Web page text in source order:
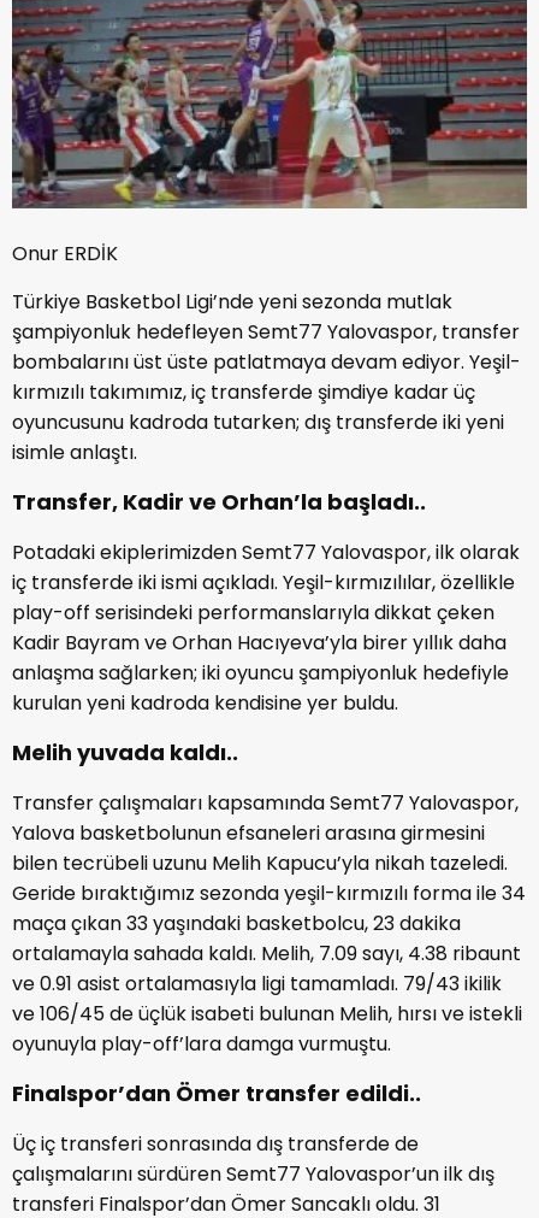
Onur ERDİK
Türkiye Basketbol Ligi’nde yeni sezonda mutlak
şampiyonluk hedefleyen Semt77 Yalovaspor, transfer
bombalarını üst üste patlatmaya devam ediyor. Yeşil-
kırmızılı takımımız, iç transferde şimdiye kadar üç
oyuncusunu kadroda tutarken; dış transferde iki yeni
isimle anlaştı.
Transfer, Kadir ve Orhan’la başladı..
Potadaki ekiplerimizden Semt77 Yalovaspor, ilk olarak
iç transferde iki ismi açıkladı. Yeşil-kırmızılılar, özellikle
play-off serisindeki performanslarıyla dikkat çeken
Kadir Bayram ve Orhan Hacıyeva’yla birer yıllık daha
anlaşma sağlarken; iki oyuncu şampiyonluk hedefiyle
kurulan yeni kadroda kendisine yer buldu.
Melih yuvada kaldı..
Transfer çalışmaları kapsamında Semt77 Yalovaspor,
Yalova basketbolunun efsaneleri arasına girmesini
bilen tecrübeli uzunu Melih Kapucu’yla nikah tazeledi.
Geride bıraktığımız sezonda yeşil-kırmızılı forma ile 34
maça çıkan 33 yaşındaki basketbolcu, 23 dakika
ortalamayla sahada kaldı. Melih, 7.09 sayı, 4.38 ribaunt
ve 0.91 asist ortalamasıyla ligi tamamladı. 79/43 ikilik
ve 106/45 de üçlük isabeti bulunan Melih, hırsı ve istekli
oyunuyla play-off’lara damga vurmuştu.
Finalspor’dan Ömer transfer edildi..
Üç iç transferi sonrasında dış transferde de
çalışmalarını sürdüren Semt77 Yalovaspor’un ilk dış
transferi Finalspor’dan Ömer Sancaklı oldu. 31